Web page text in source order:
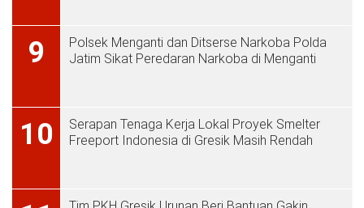
9
Polsek Menganti dan Ditserse Narkoba Polda
Jatim Sikat Peredaran Narkoba di Menganti
10
Serapan Tenaga Kerja Lokal Proyek Smelter
Freeport Indonesia di Gresik Masih Rendah